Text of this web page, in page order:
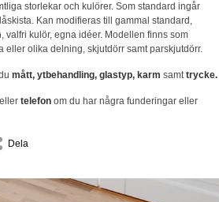
storlekar och kulörer. Som standard ingår
Kan modifieras till gammal standard,
valfri kulör, egna idéer. Modellen finns som
eller olika delning, skjutdörr samt parskjutdörr.
mått, ytbehandling, glastyp, karm samttrycke.
eller telefon om du har några funderingar eller
Dela